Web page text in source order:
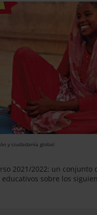
y ciudadanía global
2021/2022: un conjunto
sobre los